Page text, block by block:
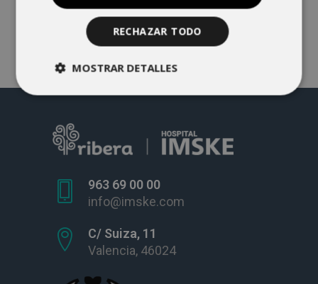
963 69 00 00
info@imske.com
C/ Suiza, 11
Valencia, 46024
RECHAZAR TODO
MOSTRAR DETALLES